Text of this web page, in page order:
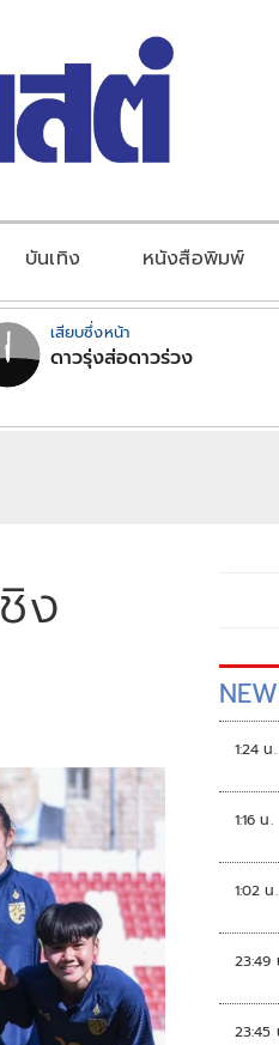
บันเทิง หนังสือพิมพ์
เสียบซึ่งหน้า
ดาวรุ่งส่อดาวร่วง
ง
1:24 น.
1:16 น.
1:02 น.
23:49
23:45